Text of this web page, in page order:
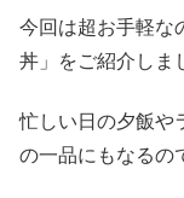
今回は超お手軽な
丼」をご紹介しま
忙しい日の夕飯や
の一品にもなるの